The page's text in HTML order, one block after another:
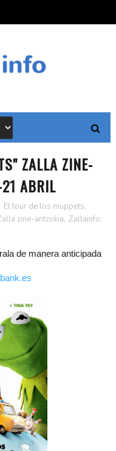
ZALLA ZINE-
ABRIL
El tour de los muppets,
zine-antzokia, Zallainfo,
de manera anticipada